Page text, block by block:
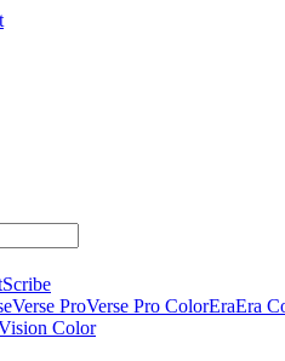
Scribe
Verse ProVerse Pro ColorEraEra
Color